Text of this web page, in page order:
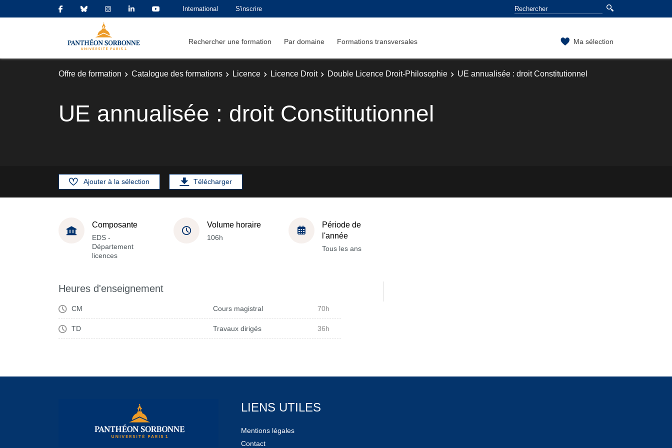
International S'inscrire
Rechercher une formation Par domaine Formations transversales Ma sélection
Offre de formation Catalogue des formations Licence Licence Droit Double Licence Droit-Philosophie UE annualisée : droit Constitutionnel
UE annualisée : droit Constitutionnel
Ajouter à la sélection Télécharger
Composante
EDS -
Département
licences
Volume horaire
106h
Période de
l'année
Tous les ans
Heures d'enseignement
CM Cours magistral 70h
TD Travaux dirigés 36h
LIENS UTILES
Mentions légales
Contact